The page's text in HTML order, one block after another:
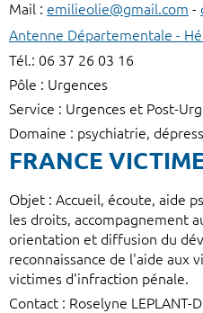
Mail : emilieolie@gmail.com -
Antenne Départementale -
Tél.: 06 37 26 03 16
Pôle : Urgences
Service : Urgences et Post-
Domaine : psychiatrie,
FRANCE
Objet : Accueil, écoute, aide
les droits, accompagnement
orientation et diffusion du
reconnaissance de l'aide aux
victimes d'infraction pénale.
Contact : Roselyne LEPLANT-